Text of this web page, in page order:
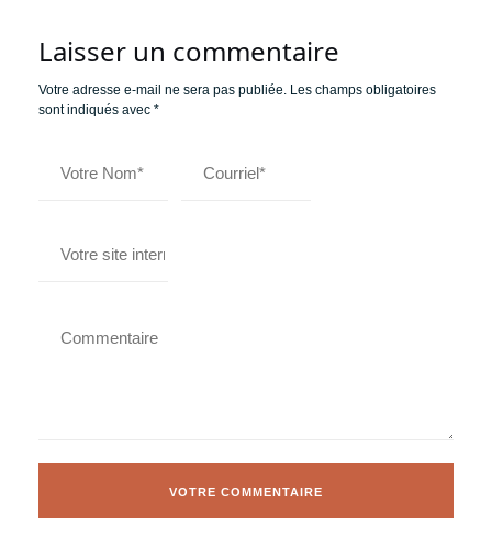
Laisser un commentaire
Votre adresse e-mail ne sera pas publiée. Les champs obligatoires
sont indiqués avec *